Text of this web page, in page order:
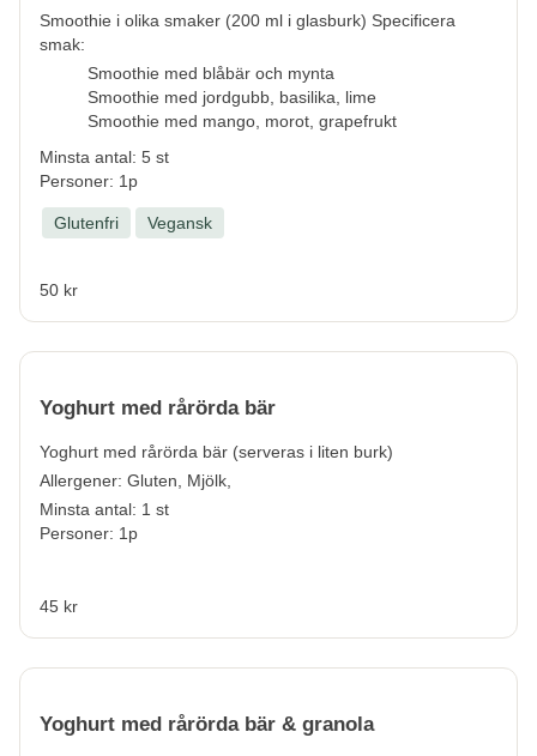
Smoothie i olika smaker (200 ml i glasburk) Specificera
smak:
Smoothie med blåbär och mynta
Smoothie med jordgubb, basilika, lime
Smoothie med mango, morot, grapefrukt
Minsta antal: 5 st
Personer: 1p
Glutenfri Vegansk
50 kr
Yoghurt med rårörda bär
Yoghurt med rårörda bär (serveras i liten burk)
Allergener: Gluten, Mjölk,
Minsta antal: 1 st
Personer: 1p
45 kr
Yoghurt med rårörda bär & granola